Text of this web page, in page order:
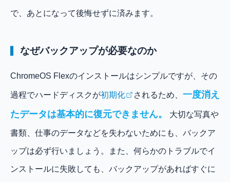
で、あとになって後悔せずに済みます。
なぜバックアップが必要なのか
ChromeOS Flexのインストールはシンプルですが、その
過程でハードディスクが初期化 されるため、 一度消え
たデータは基本的に復元できません。
大切な写真や
書類、仕事のデータなどを失わないためにも、バックア
ップは必ず行いましょう。また、何らかのトラブルでイ
ンストールに失敗しても、バックアップがあればすぐに